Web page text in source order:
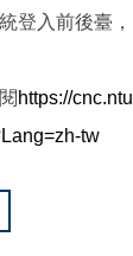
登入前後臺
https://
tw